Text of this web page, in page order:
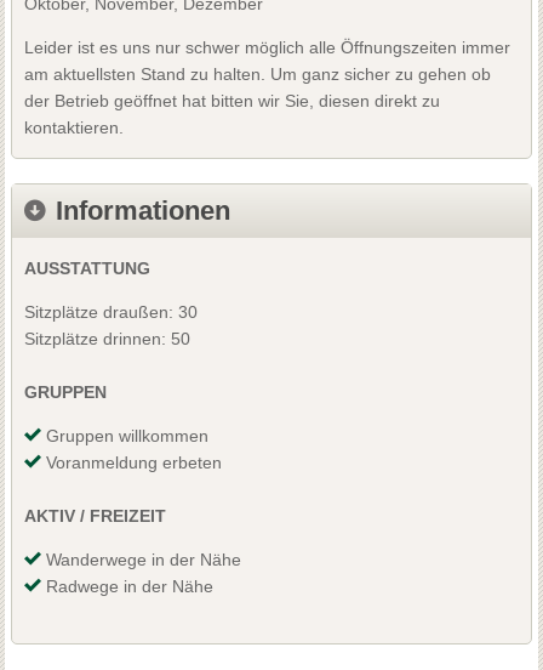
Leider ist es uns nur schwer möglich alle Öffnungszeiten immer
am aktuellsten Stand zu halten. Um ganz sicher zu gehen ob
der Betrieb geöffnet hat bitten wir Sie, diesen direkt zu
kontaktieren.
Informationen
AUSSTATTUNG
Sitzplätze draußen: 30
Sitzplätze drinnen: 50
GRUPPEN
Gruppen willkommen
Voranmeldung erbeten
AKTIV / FREIZEIT
Wanderwege in der Nähe
Radwege in der Nähe